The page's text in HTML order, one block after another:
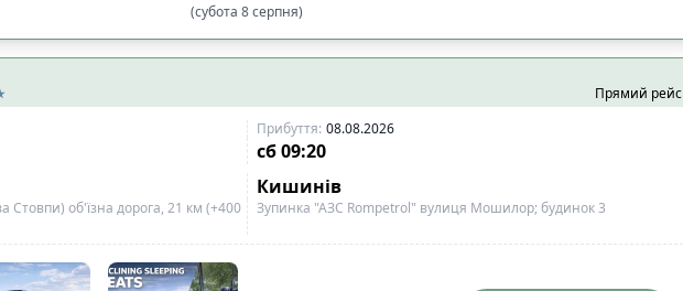
Спочатку вечірні
Спочатку вечірні
(субота 8серпня)
Прямий рейс
Прибуття: 08.08.2026
сб 09:20
Кишинів
об'їзна дорога, 21 км (+400
Зупинка "АЗС Rompetrol" вулиця Мошилор; будинок 3